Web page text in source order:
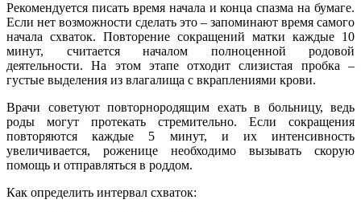
Рекомендуется писать время начала и конца спазма на бумаге.
Если нет возможности сделать это – запоминают время самого
начала схваток. Повторение сокращений матки каждые 10
минут, считается началом полноценной родовой
деятельности. На этом этапе отходит слизистая пробка –
густые выделения из влагалища с вкраплениями крови.
Врачи советуют повторнородящим ехать в больницу, ведь
роды могут протекать стремительно. Если сокращения
повторяются каждые 5 минут, и их интенсивность
увеличивается, роженице необходимо вызывать скорую
помощь и отправляться в роддом.
Как определить интервал схваток: